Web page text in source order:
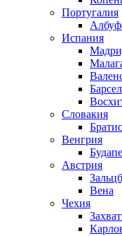
Португалия
Испания
Словакия
Венгрия
Австрия
Вена
Чехия